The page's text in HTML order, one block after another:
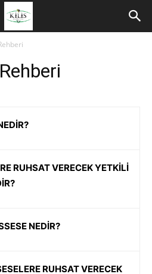
RUHSAT VERECEK YETKİLİ
NEDİR?
RUHSAT VERECEK